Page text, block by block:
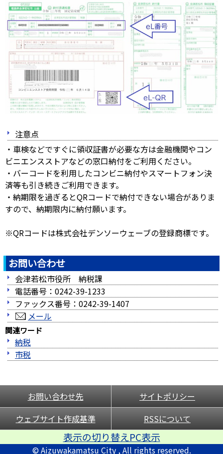
注意点
・車検などですぐに領収証書が必要な方は金融機関やコン
ビニエンスストアなどの窓口納付をご利用ください。
・バーコードを利用したコンビニ納付やスマートフォン決
済等も引き続きご利用できます。
・納期限を過ぎるとQRコードで納付できない場合がありま
すので、納期限内に納付願います。
※QRコードは株式会社デンソーウェーブの登録商標です。
お問い合わせ
会津若松市役所 納税課
電話番号：0242-39-1233
ファックス番号：0242-39-1407
メール
関連ワード
納税
市税
お問い合わせ先
サイトポリシー
ウェブサイト作成基準
RSSについて
表示の切り替えPC表示
© Aizuwakamatsu City , All rights reserved.